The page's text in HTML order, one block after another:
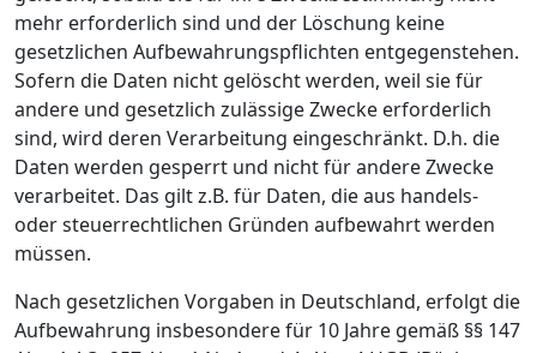
mehr erforderlich sind und der Löschung keine
gesetzlichen Aufbewahrungspflichten entgegenstehen.
Sofern die Daten nicht gelöscht werden, weil sie für
andere und gesetzlich zulässige Zwecke erforderlich
sind, wird deren Verarbeitung eingeschränkt. D.h. die
Daten werden gesperrt und nicht für andere Zwecke
verarbeitet. Das gilt z.B. für Daten, die aus handels-
oder steuerrechtlichen Gründen aufbewahrt werden
müssen.
Nach gesetzlichen Vorgaben in Deutschland, erfolgt die
Aufbewahrung insbesondere für 10 Jahre gemäß §§ 147